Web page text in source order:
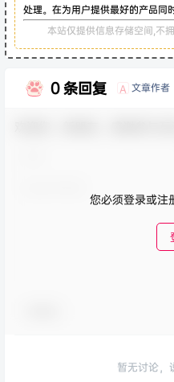
处理。在为用户提供最好的产品同
本站仅提供信息存储空间,不
0 条回复 A 文章作者
您必须登录或注
暂无讨论，